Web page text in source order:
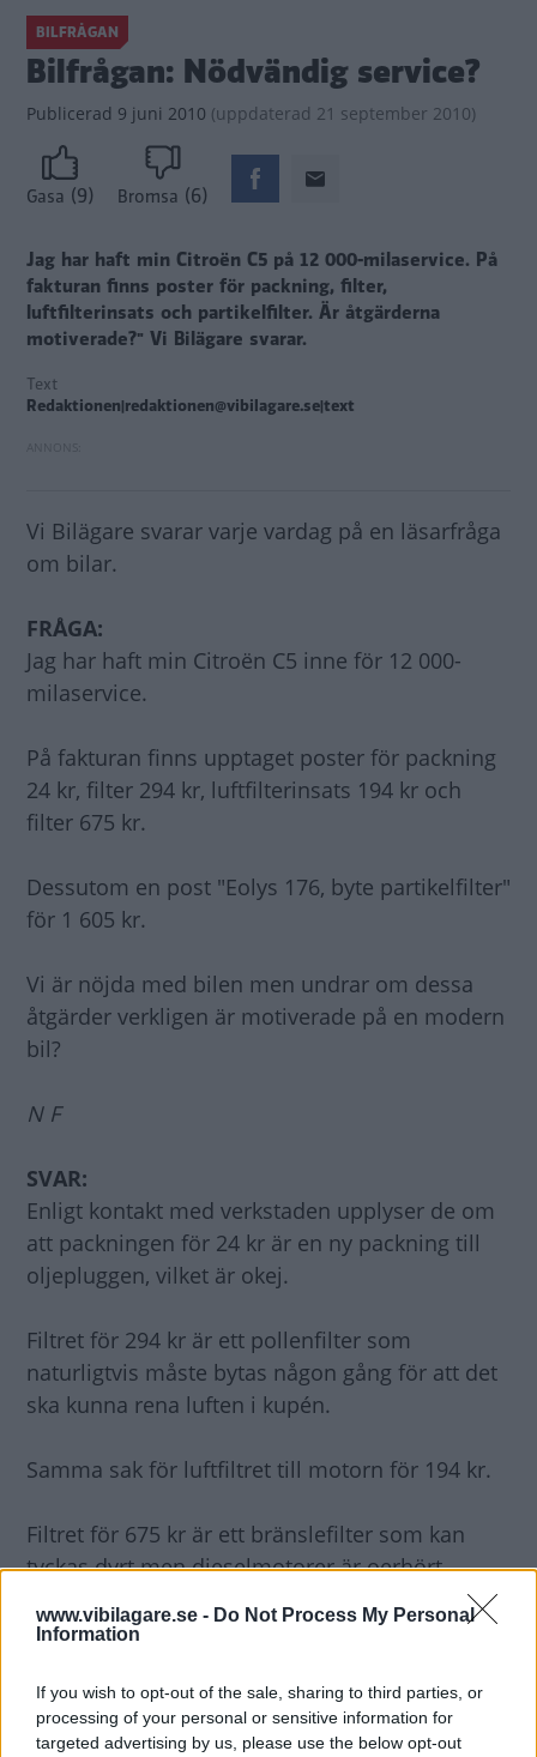
www.vibilagare.se - Do Not Process My Personal
Information
If you wish to opt-out of the sale, sharing to third parties, or
processing of your personal or sensitive information for
targeted advertising by us, please use the below opt-out
BILFRÅGAN
Bilfrågan: Nödvändig service?
Publicerad 9 juni 2010 (uppdaterad 21 september 2010)
Gasa (9) Bromsa (6)
Jag har haft min Citroën C5 på 12 000-milaservice. På
fakturan finns poster för packning, filter,
luftfilterinsats och partikelfilter. Är åtgärderna
motiverade?" Vi Bilägare svarar.
Text
Redaktionen|redaktionen@vibilagare.se|text
Vi Bilägare svarar varje vardag på en läsarfråga
om bilar.
FRÅGA:
Jag har haft min Citroën C5 inne för 12 000-
milaservice.
På fakturan finns upptaget poster för packning
24 kr, filter 294 kr, luftfilterinsats 194 kr och
filter 675 kr.
Dessutom en post "Eolys 176, byte partikelfilter"
för 1 605 kr.
Vi är nöjda med bilen men undrar om dessa
åtgärder verkligen är motiverade på en modern
bil?
N F
SVAR:
Enligt kontakt med verkstaden upplyser de om
att packningen för 24 kr är en ny packning till
oljepluggen, vilket är okej.
Filtret för 294 kr är ett pollenfilter som
naturligtvis måste bytas någon gång för att det
ska kunna rena luften i kupén.
Samma sak för luftfiltret till motorn för 194 kr.
Filtret för 675 kr är ett bränslefilter som kan
tyckas dyrt men dieselmotorer är oerhört
inkluderar inte partikelfiltret som ska bytas vid
14 000 mil meddelar MTC-service.